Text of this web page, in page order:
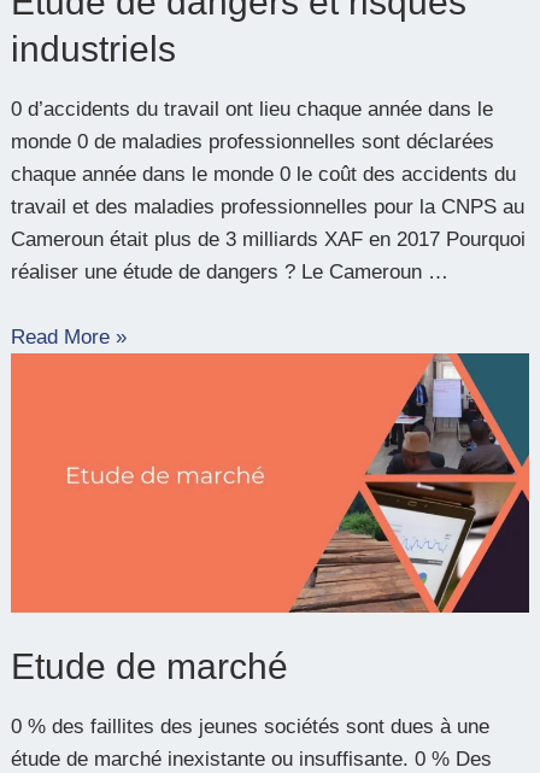
industriels
0 d’accidents du travail ont lieu chaque année dans le
monde 0 de maladies professionnelles sont déclarées
chaque année dans le monde 0 le coût des accidents du
travail et des maladies professionnelles pour la CNPS au
Cameroun était plus de 3 milliards XAF en 2017 Pourquoi
réaliser une étude de dangers ? Le Cameroun …
Read More »
Etude de marché
0 % des faillites des jeunes sociétés sont dues à une
étude de marché inexistante ou insuffisante. 0 % Des